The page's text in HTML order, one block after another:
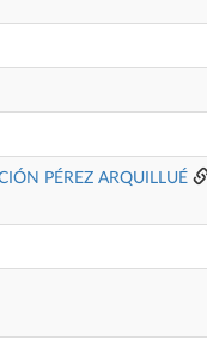
PÉREZ ARQUILLUÉ